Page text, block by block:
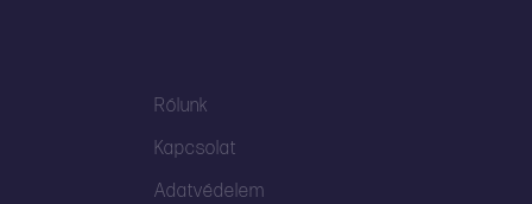
Rólunk
Kapcsolat
Adatvédelem